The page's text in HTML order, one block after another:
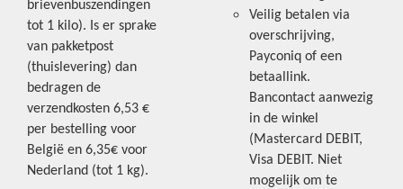
brievenbuszendingen
tot 1 kilo). Is er sprake
van pakketpost
(thuislevering) dan
bedragen de
verzendkosten 6,53 €
per bestelling voor
België en 6,35€ voor
Nederland (tot 1 kg).
Veilig betalen via
overschrijving,
Payconiq of een
betaallink.
Bancontact aanwezig
in de winkel
(Mastercard DEBIT,
Visa DEBIT. Niet
mogelijk om te